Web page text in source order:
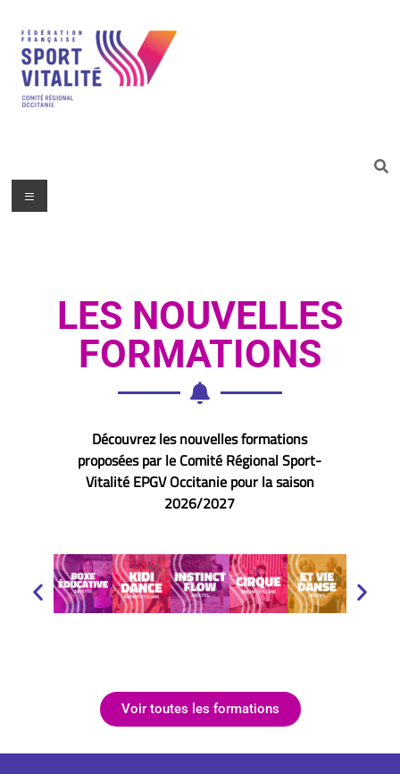
LES NOUVELLES
FORMATIONS
Découvrez les nouvelles formations
proposées par le Comité Régional Sport-
Vitalité EPGV Occitanie pour la saison
2026/2027
Voir toutes les formations